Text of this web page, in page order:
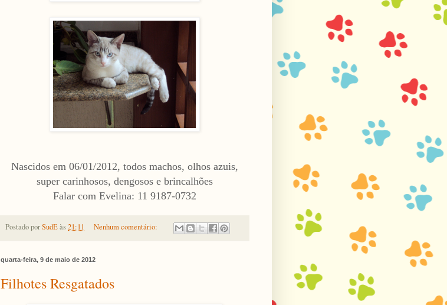
Nascidos em 06/01/2012, todos machos, olhos azuis,
super carinhosos, dengosos e brincalhões
Falar com Evelina: 11 9187-0732
Postado porSudEàs21:11 Nenhum comentário:
quarta-feira, 9 de maio de 2012
Filhotes Resgatados